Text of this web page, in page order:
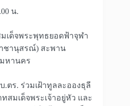
น.
ด็จพระพุทธยอดฟ้าจุฬา
ชานุสรณ์) สะพาน
หานคร
.ตร. ร่วมเฝ้าทูลละอองธุลี
สมเด็จพระเจ้าอยู่หัว และ